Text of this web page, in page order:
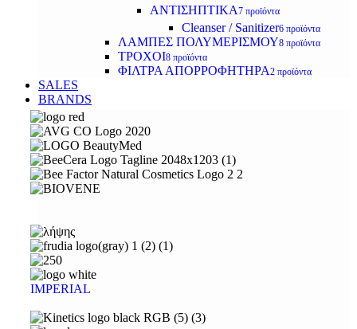
ΑΝΤΙΣΗΠΤΙΚΑ7 προϊόντα
Cleanser / Sanitizer6 προϊόντα
ΛΑΜΠΕΣ ΠΟΛΥΜΕΡΙΣΜΟΥ8 προϊόντα
ΤΡΟΧΟΙ8 προϊόντα
ΦΙΛΤΡΑ ΑΠΟΡΡΟΦΗΤΗΡΑ2 προϊόντα
SALES
BRANDS
IMPERIAL